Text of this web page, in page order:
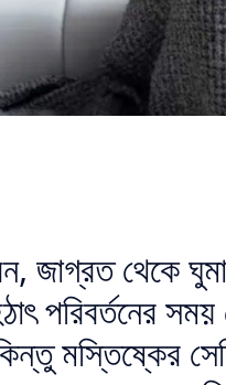
থেকে
পরিবর্তনের
মস্তিষ্কের